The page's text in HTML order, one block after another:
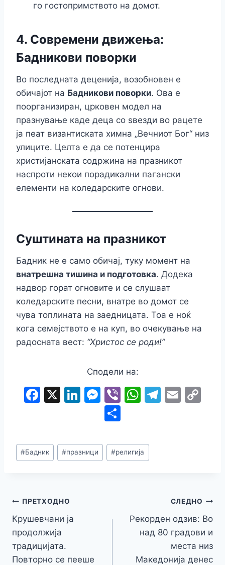
го гостопримството на домот.
4. Современи движења:
Бадникови поворки
Во последната деценија, возобновен е
обичајот на Бадникови поворки. Ова е
поорганизиран, црковен модел на
празнување каде деца со ѕвезди во рацете
ја пеат византиската химна „Вечниот Бог“ низ
улиците. Целта е да се потенцира
христијанската содржина на празникот
наспроти некои порадикални пагански
елементи на коледарските огнови.
Суштината на празникот
Бадник не е само обичај, туку момент на
внатрешна тишина и подготовка. Додека
надвор горат огновите и се слушаат
коледарските песни, внатре во домот се
чува топлината на заедницата. Тоа е ноќ
кога семејството е на куп, во очекување на
радосната вест: “Христос се роди!”
Сподели на:
F
e
b
k
X Li
e
dI
M
e
s
s
e
Vi W
s
A
T E
ar
e
Post
Tags:
#Бадник #празници #религија
Навигација
на
напис
ПРЕТХОДНО
Крушевчани ја
продолжија
традицијата.
Повторно се пееше
СЛЕДНО
Рекорден одзив: Во
над 80 градови и
места низ
Македонија денес